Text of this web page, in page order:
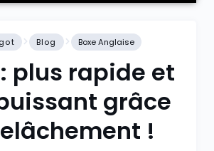
Blog Boxe Anglaise
: plus rapide et
grâce
!